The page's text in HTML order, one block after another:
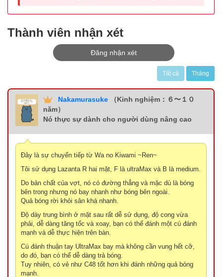
Thành viên nhận xét
Đăng nhận xét
Tất cả Tháng
Nakamurasuke
（Kinh nghiệm：６〜１０
năm）
Nó thực sự dành cho người dùng nâng cao
Đây là sự chuyển tiếp từ Wa no Kiwami ~Ren~
Tôi sử dụng Lazanta R hai mặt, F là ultraMax và B là medium.
Do bản chất của vợt, nó có đường thẳng và mặc dù là bóng
bên trong nhưng nó bay nhanh như bóng bên ngoài.
Quả bóng rời khỏi sân khá nhanh.
Độ dày trung bình ở mặt sau rất dễ sử dụng, độ cong vừa
phải, dễ dàng tăng tốc và xoay, bạn có thể đánh một cú đánh
mạnh và dễ thực hiện trên bàn.
Cú đánh thuận tay UltraMax bay mà không cần vung hết cỡ,
do đó, bạn có thể dễ dàng trả bóng.
Tuy nhiên, có vẻ như C48 tốt hơn khi đánh những quả bóng
mạnh.